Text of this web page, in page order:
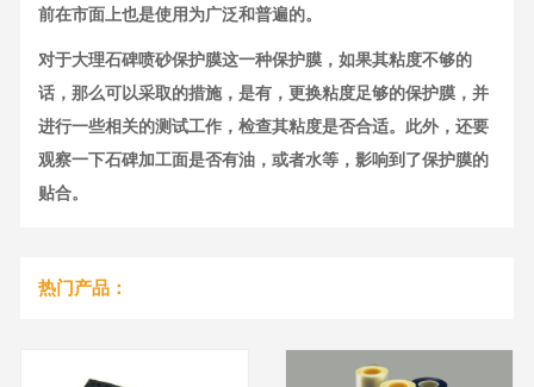
前在市面上也是使用为广泛和普遍的。
对于大理石碑喷砂保护膜这一种保护膜，如果其粘度不够的
话，那么可以采取的措施，是有，更换粘度足够的保护膜，并
进行一些相关的测试工作，检查其粘度是否合适。此外，还要
观察一下石碑加工面是否有油，或者水等，影响到了保护膜的
贴合。
热门产品：